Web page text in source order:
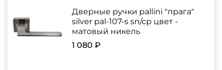
Дверные ручки pallini "прага"
silver pal-107-s sn/cp цвет -
матовый никель
1 080 ₽